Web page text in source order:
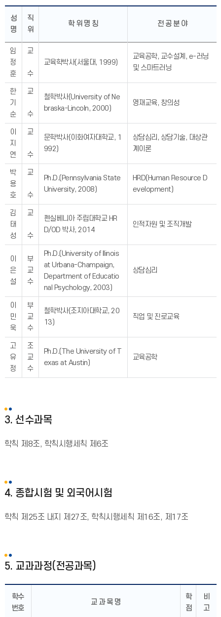
성
명
직
위
학 위 명 칭 전 공 분 야
임
정
훈
교
수
교육학박사(서울대, 1999)
교육공학, 교수설계, e-러닝
및 스마트러닝
한
기
순
교
수
철학박사(University of Ne
braska-Lincoln, 2000)
영재교육, 창의성
이
지
연
교
수
문학박사(이화여자대학교, 1
992)
상담심리, 상담기술, 대상관
계이론
박
용
호
교
수
Ph.D.(Pennsylvania State
University, 2008)
HRD(Human Resource D
evelopment)
김
태
성
교
수
펜실베니아 주립대학교 HR
D/OD 박사, 2014
인적자원 및 조직개발
이
은
설
부
교
수
Ph.D.(University of Ilinois
at Urbana-Champaign,
Department of Educatio
nal Psychology, 2003)
상담심리
이
민
욱
부
교
수
철학박사(조지아대학교, 20
13)
직업 및 진로교육
고
유
정
조
교
수
Ph.D.(The University of T
exas at Austin)
교육공학
3. 선수과목
학칙 제8조, 학칙시행세칙 제6조
4. 종합시험 및 외국어시험
학칙 제25조 내지 제27조, 학칙시행세칙 제16조, 제17조
5. 교과과정(전공과목)
학수
번호
교 과 목 명
학
점
비
고